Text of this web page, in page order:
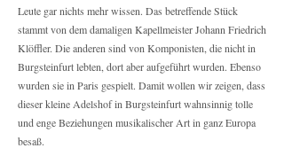
Leute gar nichts mehr wissen. Das betreffende Stück
stammt von dem damaligen Kapellmeister Johann Friedrich
Klöffler. Die anderen sind von Komponisten, die nicht in
Burgsteinfurt lebten, dort aber aufgeführt wurden. Ebenso
wurden sie in Paris gespielt. Damit wollen wir zeigen, dass
dieser kleine Adelshof in Burgsteinfurt wahnsinnig tolle
und enge Beziehungen musikalischer Art in ganz Europa
besaß.